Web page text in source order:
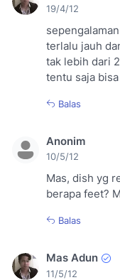
19/4/12
terlalu jauh
tak lebih dari
tentu saja bisa
Balas
Anonim
10/5/12
Mas, dish yg
berapa feet?
Balas
Mas Adun
11/5/12